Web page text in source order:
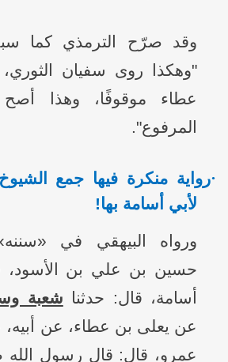
وقد صرّح الترمذي كما
"وهكذا روى سفيان
عطاء موقوفًا، وهذا
المرفوع".
·رواية منكرة فيها جمع
لأبي أسامة بها!
ورواه البيهقي في
حسين بن علي بن الأسود،
أسامة، قال: حدثنا شعبة
عن يعلى بن عطاء، عن أبيه،
عمرو، قال: قال رسول الله